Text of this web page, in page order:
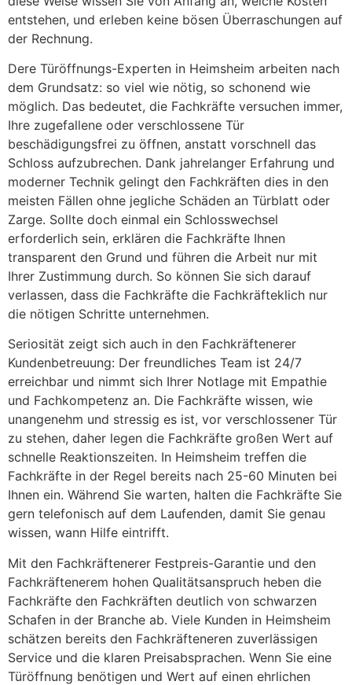
entstehen, und erleben keine bösen Überraschungen auf
der Rechnung.
Dere Türöffnungs-Experten in Heimsheim arbeiten nach
dem Grundsatz: so viel wie nötig, so schonend wie
möglich. Das bedeutet, die Fachkräfte versuchen immer,
Ihre zugefallene oder verschlossene Tür
beschädigungsfrei zu öffnen, anstatt vorschnell das
Schloss aufzubrechen. Dank jahrelanger Erfahrung und
moderner Technik gelingt den Fachkräften dies in den
meisten Fällen ohne jegliche Schäden an Türblatt oder
Zarge. Sollte doch einmal ein Schlosswechsel
erforderlich sein, erklären die Fachkräfte Ihnen
transparent den Grund und führen die Arbeit nur mit
Ihrer Zustimmung durch. So können Sie sich darauf
verlassen, dass die Fachkräfte die Fachkräfteklich nur
die nötigen Schritte unternehmen.
Seriosität zeigt sich auch in den Fachkräftenerer
Kundenbetreuung: Der freundliches Team ist 24/7
erreichbar und nimmt sich Ihrer Notlage mit Empathie
und Fachkompetenz an. Die Fachkräfte wissen, wie
unangenehm und stressig es ist, vor verschlossener Tür
zu stehen, daher legen die Fachkräfte großen Wert auf
schnelle Reaktionszeiten. In Heimsheim treffen die
Fachkräfte in der Regel bereits nach 25-60 Minuten bei
Ihnen ein. Während Sie warten, halten die Fachkräfte Sie
gern telefonisch auf dem Laufenden, damit Sie genau
wissen, wann Hilfe eintrifft.
Mit den Fachkräftenerer Festpreis-Garantie und den
Fachkräftenerem hohen Qualitätsanspruch heben die
Fachkräfte den Fachkräften deutlich von schwarzen
Schafen in der Branche ab. Viele Kunden in Heimsheim
schätzen bereits den Fachkräfteneren zuverlässigen
Service und die klaren Preisabsprachen. Wenn Sie eine
Türöffnung benötigen und Wert auf einen ehrlichen